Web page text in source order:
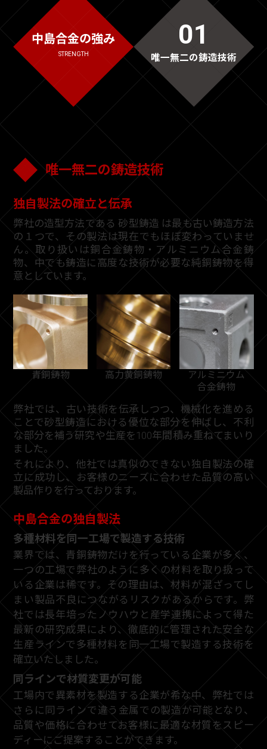
中島合金の強み
STRENGTH
01
唯一無二の鋳造技術
唯一無二の鋳造技術
独自製法の確立と伝承
弊社の造型方法である 砂型鋳造 は最も古い鋳造方法
の１つで、その製法は現在でもほぼ変わっていませ
ん。取り扱いは銅合金鋳物・アルミニウム合金鋳
物、中でも鋳造に高度な技術が必要な純銅鋳物を得
意としています。
青銅鋳物 高力黄銅鋳物
アルミニウム
合金鋳物
弊社では、古い技術を伝承しつつ、機械化を進める
ことで砂型鋳造における優位な部分を伸ばし、不利
な部分を補う研究や生産を100年間積み重ねてまいり
ました。
それにより、他社では真似のできない独自製法の確
立に成功し、お客様のニーズに合わせた品質の高い
製品作りを行っております。
中島合金の独自製法
多種材料を同一工場で製造する技術
業界では、青銅鋳物だけを行っている企業が多く、
一つの工場で弊社のように多くの材料を取り扱って
いる企業は稀です。その理由は、材料が混ざってし
まい製品不良につながるリスクがあるからです。弊
社では長年培ったノウハウと産学連携によって得た
最新の研究成果により、徹底的に管理された安全な
生産ラインで多種材料を同一工場で製造する技術を
確立いたしました。
同ラインで材質変更が可能
工場内で異素材を製造する企業が希な中、弊社では
さらに同ラインで違う金属での製造が可能となり、
品質や価格に合わせてお客様に最適な材質をスピー
ディーにご提案することができます。